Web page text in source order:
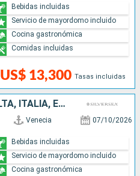
US$ 13,300 Tasas incluidas
Bebidas incluidas
Servicio de mayordomo incluido
Cocina gastronómica
Comidas incluidas
ESLOVENIA, CROACIA, MALTA, ITALIA, ESPAÑA, PORTUGAL
Venecia 07/10/2026
Bebidas incluidas
Servicio de mayordomo incluido
Cocina gastronómica